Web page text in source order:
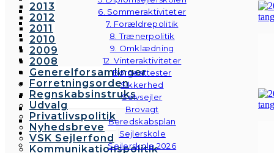
6. Sommeraktiviteter
7. Forældrepolitik
8. Trænerpolitik
9. Omklædning
12. Vinteraktiviteter
Børneattester
Sikkerhed
Selvsejler
Brovagt
Beredskabsplan
Sejlerskole
Sejlerskole 2026
2013
2012
2011
2010
2009
2008
Generelforsamlinger
Forretningsorden
Regnskabsinstruks
Udvalg
Privatlivspolitik
Nyhedsbreve
VSK Sejlerfond
Kommunikationspolitik